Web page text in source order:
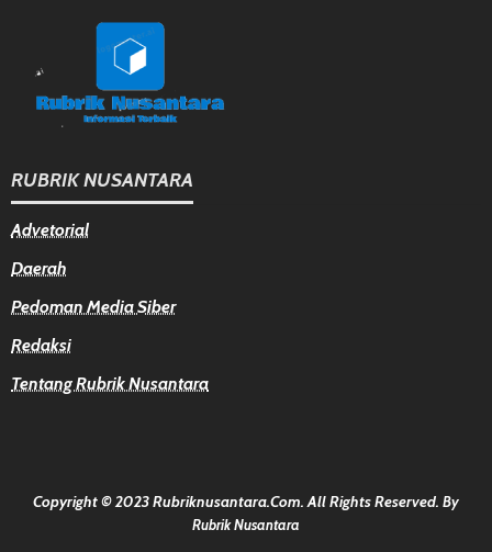
RUBRIK NUSANTARA
Advetorial
Daerah
Pedoman Media Siber
Redaksi
Tentang Rubrik Nusantara
Copyright © 2023 Rubriknusantara.com. All Rights Reserved. By
Rubrik Nusantara